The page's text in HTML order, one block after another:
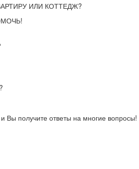
ИЛИ КОТТЕДЖ?
Вы получите ответы на многие вопросы!